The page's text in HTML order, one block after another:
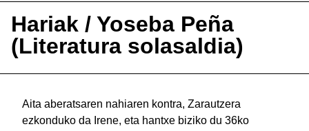
Hariak / Yoseba Peña
(Literatura solasaldia)
Aita aberatsaren nahiaren kontra, Zarautzera
ezkonduko da Irene, eta hantxe biziko du 36ko